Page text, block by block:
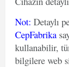
Not: Detaylı
CepFabrika
kullanabilir,
bilgilere web